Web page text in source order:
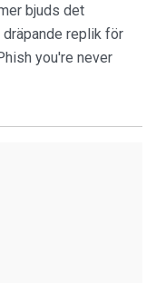
bjuds det
replik för
you're never